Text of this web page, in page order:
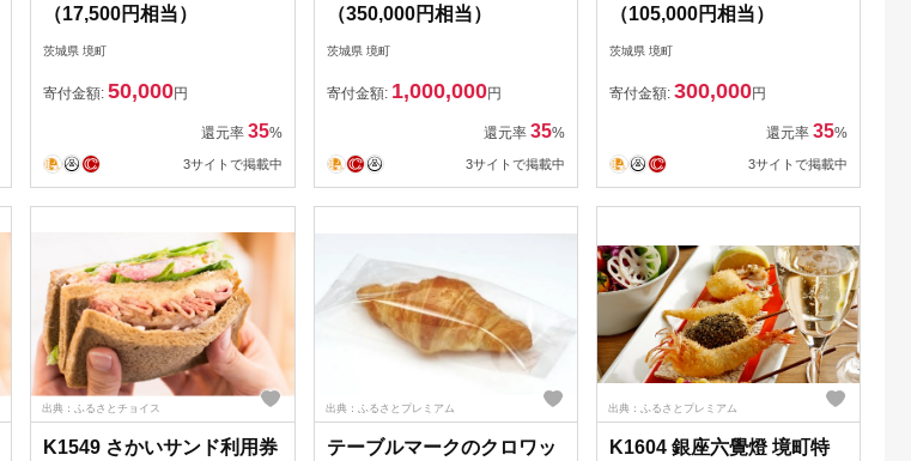
（17,500円相当）
茨城県 境町
寄付金額:50,000円
還元率 35%
3サイトで掲載中
（350,000円相当）
茨城県 境町
寄付金額: 1,000,000円
還元率 35%
3サイトで掲載中
（105,000円相当）
茨城県 境町
寄付金額: 300,000円
還元率 35%
3サイトで掲載中
出典：ふるさとチョイス
K1549 さかいサンド利用券
出典：ふるさとプレミアム
テーブルマークのクロワッ
出典：ふるさとプレミアム
K1604 銀座六覺燈 境町特